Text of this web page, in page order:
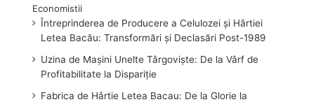
Întreprinderea de Producere a Celulozei și Hârtiei
Letea Bacău: Transformări și Declasări Post-1989
Uzina de Mașini Unelte Târgoviște: De la Vârf de
Profitabilitate la Dispariție
Fabrica de Hârtie Letea Bacau: De la Glorie la